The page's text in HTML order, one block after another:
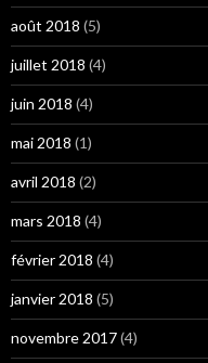
août 2018 (5)
juillet 2018 (4)
juin 2018 (4)
mai 2018 (1)
avril 2018 (2)
mars 2018 (4)
février 2018 (4)
janvier 2018 (5)
novembre 2017(4)